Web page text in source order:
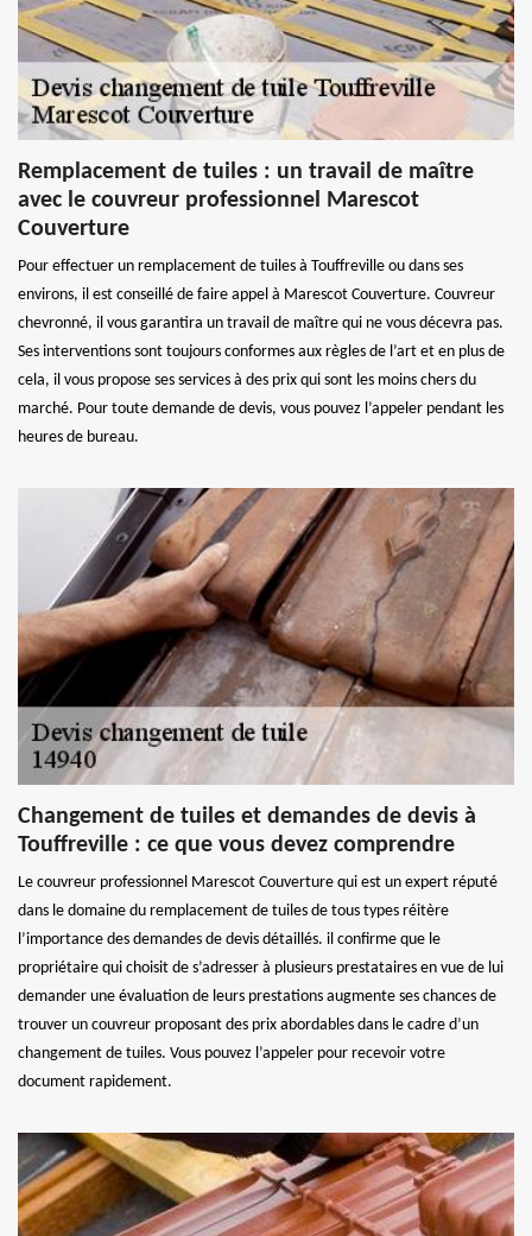
Remplacement de tuiles : un travail de maître
avec le couvreur professionnel Marescot
Couverture
Pour effectuer un remplacement de tuiles à Touffreville ou dans ses
environs, il est conseillé de faire appel à Marescot Couverture. Couvreur
chevronné, il vous garantira un travail de maître qui ne vous décevra pas.
Ses interventions sont toujours conformes aux règles de l’art et en plus de
cela, il vous propose ses services à des prix qui sont les moins chers du
marché. Pour toute demande de devis, vous pouvez l’appeler pendant les
heures de bureau.
Changement de tuiles et demandes de devis à
Touffreville : ce que vous devez comprendre
Le couvreur professionnel Marescot Couverture qui est un expert réputé
dans le domaine du remplacement de tuiles de tous types réitère
l’importance des demandes de devis détaillés. il confirme que le
propriétaire qui choisit de s’adresser à plusieurs prestataires en vue de lui
demander une évaluation de leurs prestations augmente ses chances de
trouver un couvreur proposant des prix abordables dans le cadre d’un
changement de tuiles. Vous pouvez l’appeler pour recevoir votre
document rapidement.